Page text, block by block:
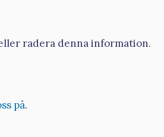
radera denna information.
på.